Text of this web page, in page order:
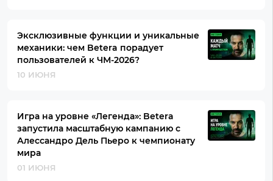
Эксклюзивные функции и уникальные
механики: чем Betera порадует
пользователей к ЧМ-2026?
10 ИЮНЯ
Игра на уровне «Легенда»: Betera
запустила масштабную кампанию с
Алессандро Дель Пьеро к чемпионату
мира
01 ИЮНЯ